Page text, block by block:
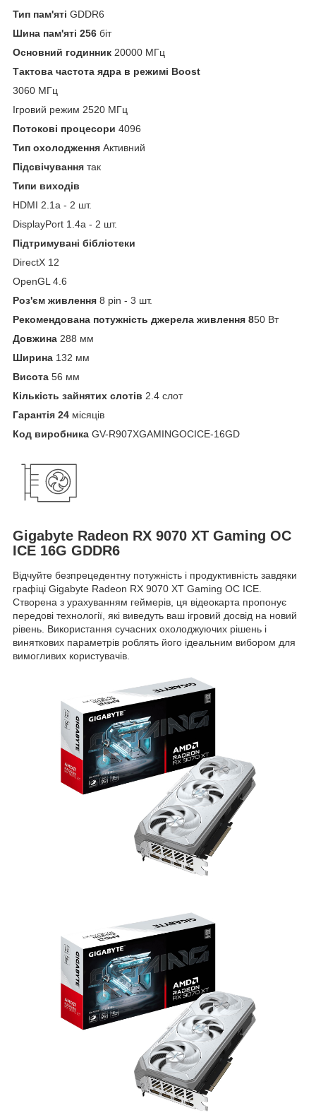
Тип пам'яті GDDR6
Шина пам'яті 256 біт
Основний годинник 20000 МГц
Тактова частота ядра в режимі Boost
3060 МГц
Ігровий режим 2520 МГц
Потокові процесори 4096
Тип охолодження Активний
Підсвічування так
Типи виходів
HDMI 2.1а - 2 шт.
DisplayPort 1.4а - 2 шт.
Підтримувані бібліотеки
DirectX 12
OpenGL 4.6
Роз'єм живлення 8 pin - 3 шт.
Рекомендована потужність джерела живлення 850 Вт
Довжина 288 мм
Ширина 132 мм
Висота 56 мм
Кількість зайнятих слотів 2.4 слот
Гарантія 24 місяців
Код виробника GV-R907XGAMINGOCICE-16GD
Gigabyte Radeon RX 9070 XT Gaming OC
ICE 16G GDDR6
Відчуйте безпрецедентну потужність і продуктивність завдяки
графіці Gigabyte Radeon RX 9070 XT Gaming OC ICE.
Створена з урахуванням геймерів, ця відеокарта пропонує
передові технології, які виведуть ваш ігровий досвід на новий
рівень. Використання сучасних охолоджуючих рішень і
виняткових параметрів роблять його ідеальним вибором для
вимогливих користувачів.